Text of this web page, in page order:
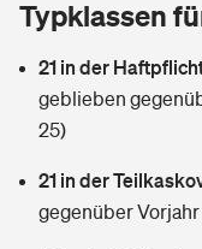
Rentenrechner: Wie
Wer versichert was:
Sie haben Fragen?
Restkreditversicherung
Zur Übersicht
Reiseversicherung
Zur Übersicht
Typklassen
21 in der
geblieben
25)
21 in der
gegenüber Vorjahr